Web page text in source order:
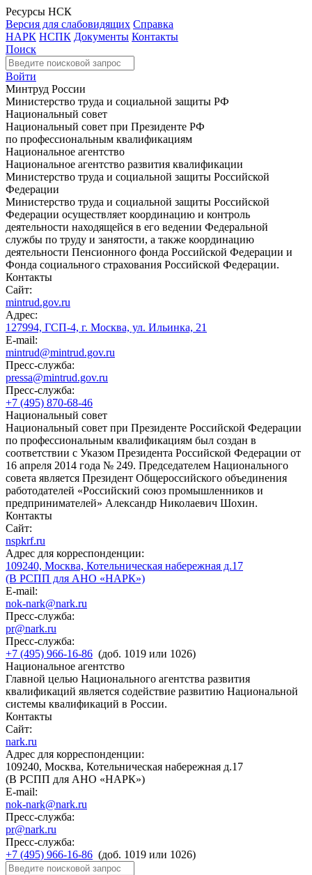
Ресурсы НСК
Версия для слабовидящих Справка
НАРК НСПК Документы Контакты
Поиск
Войти
Минтруд России
Министерство труда и социальной защиты РФ
Национальный совет
Национальный совет при Президенте РФ
по профессиональным квалификациям
Национальное агентство
Национальное агентство развития квалификации
Министерство труда и социальной защиты Российской
Федерации
Министерство труда и социальной защиты Российской
Федерации осуществляет координацию и контроль
деятельности находящейся в его ведении Федеральной
службы по труду и занятости, а также координацию
деятельности Пенсионного фонда Российской Федерации и
Фонда социального страхования Российской Федерации.
Контакты
Сайт:
mintrud.gov.ru
Адрес:
127994, ГСП-4, г. Москва, ул. Ильинка, 21
E-mail:
mintrud@mintrud.gov.ru
Пресс-служба:
pressa@mintrud.gov.ru
Пресс-служба:
+7 (495) 870-68-46
Национальный совет
Национальный совет при Президенте Российской Федерации
по профессиональным квалификациям был создан в
соответствии с Указом Президента Российской Федерации от
16 апреля 2014 года № 249. Председателем Национального
совета является Президент Общероссийского объединения
работодателей «Российский союз промышленников и
предпринимателей» Александр Николаевич Шохин.
Контакты
Сайт:
nspkrf.ru
Адрес для корреспонденции:
109240, Москва, Котельническая набережная д.17
(В РСПП для АНО «НАРК»)
E-mail:
nok-nark@nark.ru
Пресс-служба:
pr@nark.ru
Пресс-служба:
+7 (495) 966-16-86 (доб. 1019 или 1026)
Национальное агентство
Главной целью Национального агентства развития
квалификаций является содействие развитию Национальной
системы квалификаций в России.
Контакты
Сайт:
nark.ru
Адрес для корреспонденции:
109240, Москва, Котельническая набережная д.17
(В РСПП для АНО «НАРК»)
E-mail:
nok-nark@nark.ru
Пресс-служба:
pr@nark.ru
Пресс-служба:
+7 (495) 966-16-86 (доб. 1019 или 1026)